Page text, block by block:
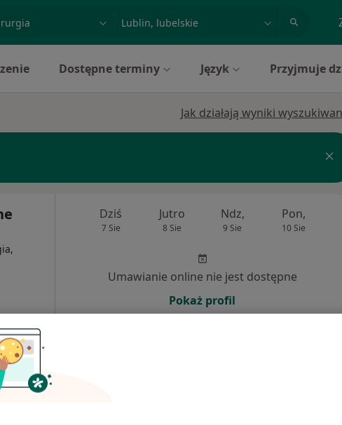
Dostępne terminy Język Przyjmuje
Jak działają wyniki
350 zł
Dziś
7 Sie
Jutro
8 Sie
Ndz,
9 Sie
Pon,
10 Sie
Umawianie online nie jest dostępne
Pokaż profil